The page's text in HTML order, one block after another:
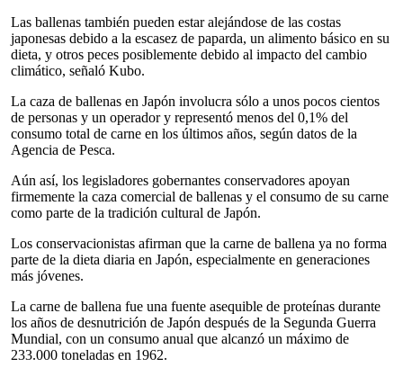
Las ballenas también pueden estar alejándose de las costas
japonesas debido a la escasez de paparda, un alimento básico en su
dieta, y otros peces posiblemente debido al impacto del cambio
climático, señaló Kubo.
La caza de ballenas en Japón involucra sólo a unos pocos cientos
de personas y un operador y representó menos del 0,1% del
consumo total de carne en los últimos años, según datos de la
Agencia de Pesca.
Aún así, los legisladores gobernantes conservadores apoyan
firmemente la caza comercial de ballenas y el consumo de su carne
como parte de la tradición cultural de Japón.
Los conservacionistas afirman que la carne de ballena ya no forma
parte de la dieta diaria en Japón, especialmente en generaciones
más jóvenes.
La carne de ballena fue una fuente asequible de proteínas durante
los años de desnutrición de Japón después de la Segunda Guerra
Mundial, con un consumo anual que alcanzó un máximo de
233.000 toneladas en 1962.